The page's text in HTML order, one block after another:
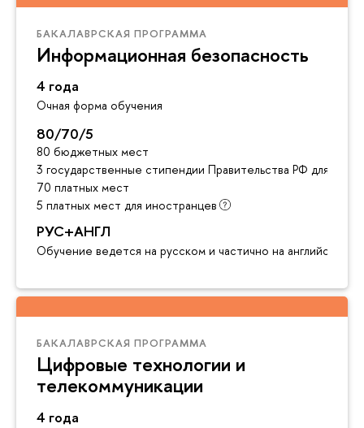
БАКАЛАВРСКАЯ ПРОГРАММА
Информационная безопасность
4 года
Очная форма обучения
80/70/5
80 бюджетных мест
3 государственные стипендии Правительства РФ для
70 платных мест
5 платных мест для иностранцев
РУС+АНГЛ
Обучение ведется на русском и частично на английском
БАКАЛАВРСКАЯ ПРОГРАММА
Цифровые технологии и
телекоммуникации
4 года